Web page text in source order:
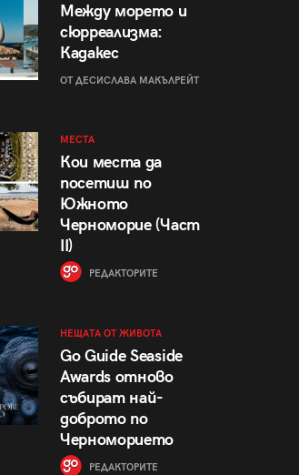
Между морето и
сюрреализма:
Кадакес
ОТ ДЕСИСЛАВА МАКЪЛРЕЙТ
МЕСТА
Кои места да
посетиш по
Южното
Черноморие (Част
II)
РЕДАКТОРИТЕ
НЕЩАТА ОТ ЖИВОТА
Go Guide Seaside
Awards отново
събират най-
доброто по
Черноморието
РЕДАКТОРИТЕ